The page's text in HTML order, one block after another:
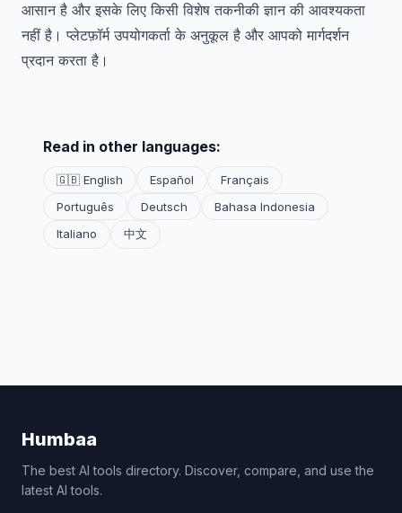
आसान है और इसके लिए किसी विशेष तकनीकी ज्ञान की आवश्यकता
नहीं है। प्लेटफ़ॉर्म उपयोगकर्ता के अनुकूल है और आपको मार्गदर्शन
प्रदान करता है।
Read in other languages:
🇬🇧 English Español
Français
Português
Deutsch
Bahasa Indonesia
Italiano
中文
Humbaa
The best AI tools directory. Discover, compare, and use the
latest AI tools.